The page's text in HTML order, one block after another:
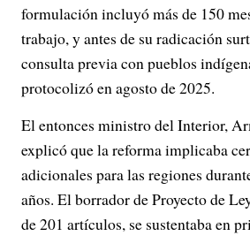
formulación incluyó más de 150
trabajo, y antes de su radicación
consulta previa con pueblos
protocolizó en agosto de 2025.
El entonces ministro del Interior,
explicó que la reforma implicaba
adicionales para las regiones
años. El borrador de Proyecto de
de 201 artículos, se sustentaba en